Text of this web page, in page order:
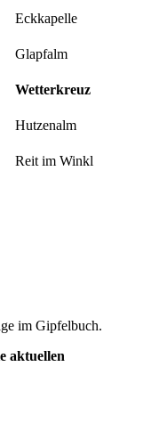
Eckkapelle
Glapfalm
Wetterkreuz
Hutzenalm
Reit im Winkl
im Gipfelbuch.
aktuellen